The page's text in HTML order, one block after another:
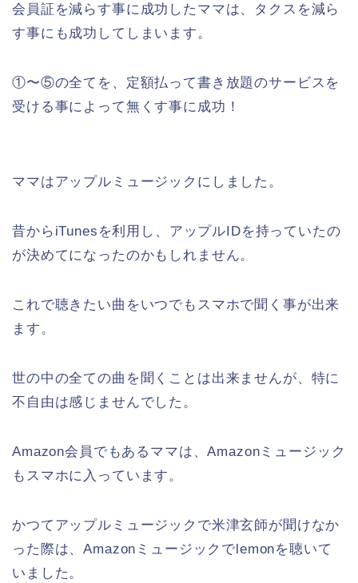
会員証を減らす事に成功したママは、タクスを減ら
す事にも成功してしまいます。
①〜⑤の全てを、定額払って書き放題のサービスを
受ける事によって無くす事に成功！
ママはアップルミュージックにしました。
昔からiTunesを利用し、アップルIDを持っていたの
が決めてになったのかもしれません。
これで聴きたい曲をいつでもスマホで聞く事が出来
ます。
世の中の全ての曲を聞くことは出来ませんが、特に
不自由は感じませんでした。
Amazon会員でもあるママは、Amazonミュージック
もスマホに入っています。
かつてアップルミュージックで米津玄師が聞けなか
った際は、Amazonミュージックでlemonを聴いて
いました。